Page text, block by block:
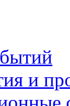
и